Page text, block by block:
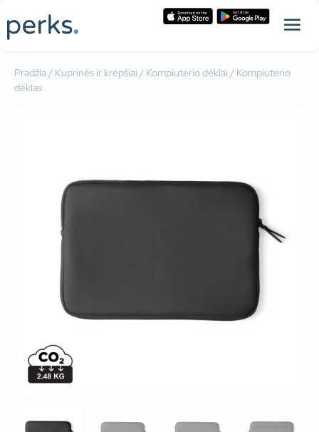
Pradžia/ Kuprinės ir krepšiai / Kompiuterio dėklai / Kompiuterio
dėklas